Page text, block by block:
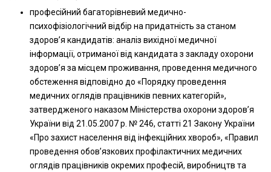
професійний багаторівневий медично-
психофізіологічний відбір на придатність за станом
здоров’я кандидатів: аналіз вихідної медичної
інформації, отриманої від кандидата з закладу охорони
здоров’я за місцем проживання, проведення медичного
обстеження відповідно до «Порядку проведення
медичних оглядів працівників певних категорій»,
затвердженого наказом Міністерства охорони здоров’я
України від 21.05.2007 р. № 246, статті 21 Закону України
«Про захист населення від інфекційних хвороб», «Правил
проведення обов’язкових профілактичних медичних
оглядів працівників окремих професій, виробництв та